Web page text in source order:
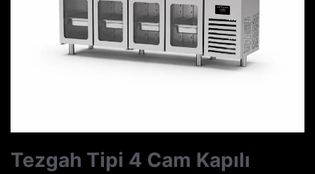
Tezgah Tipi 4 Cam Kapılı